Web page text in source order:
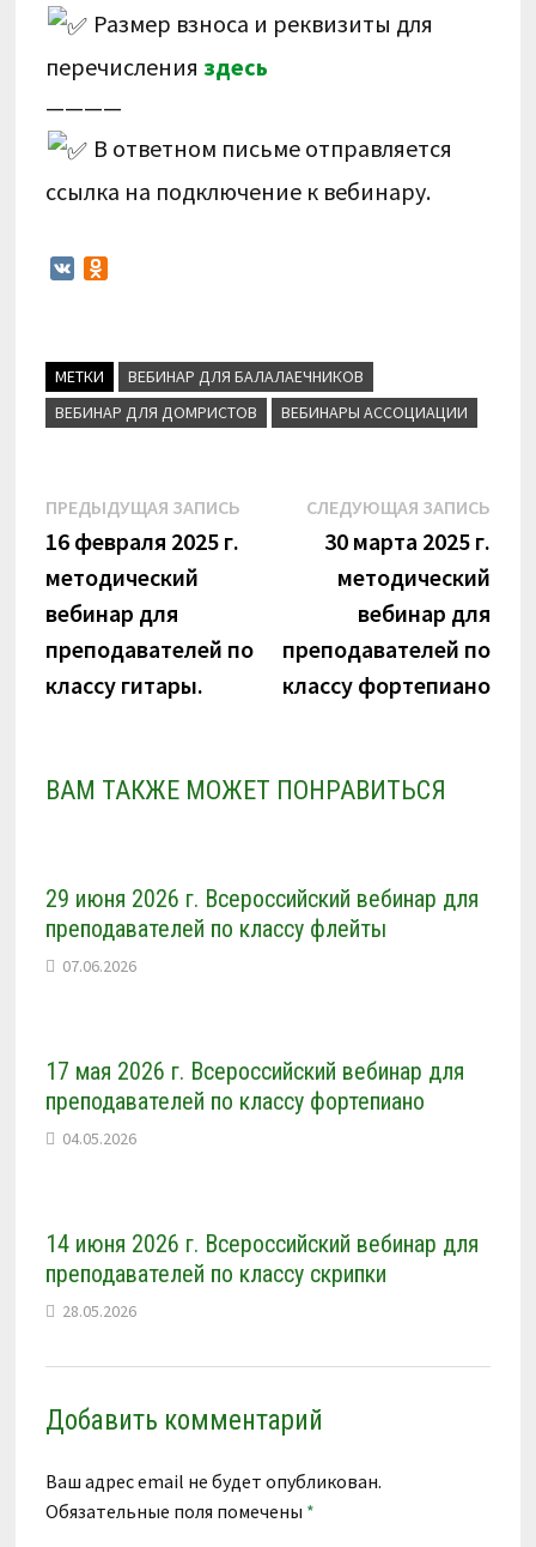
Размер взноса и реквизиты для
перечисленияздесь
————
В ответном письме отправляется
ссылка на подключение к вебинару.
k
l
a
i
k
i
МЕТКИ
ВЕБИНАР ДЛЯ БАЛАЛАЕЧНИКОВ
ВЕБИНАР ДЛЯ ДОМРИСТОВ
ВЕБИНАРЫ АССОЦИАЦИИ
Навигация
по
записям
ПРЕДЫДУЩАЯ ЗАПИСЬ
Предыдущая
16 февраля 2025 г.
методический
вебинар для
преподавателей по
классу гитары.
СЛЕДУЮЩАЯ ЗАПИСЬ
30 марта 2025 г.
методический
вебинар для
преподавателей по
классу фортепиано
ВАМ ТАКЖЕ МОЖЕТ ПОНРАВИТЬСЯ
29 июня 2026 г. Всероссийский вебинар для
преподавателей по классу флейты
07.06.2026
17 мая 2026 г. Всероссийский вебинар для
преподавателей по классу фортепиано
04.05.2026
14 июня 2026 г. Всероссийский вебинар для
преподавателей по классу скрипки
28.05.2026
Добавить комментарий
Ваш адрес email не будет опубликован.
Обязательные поля помечены *